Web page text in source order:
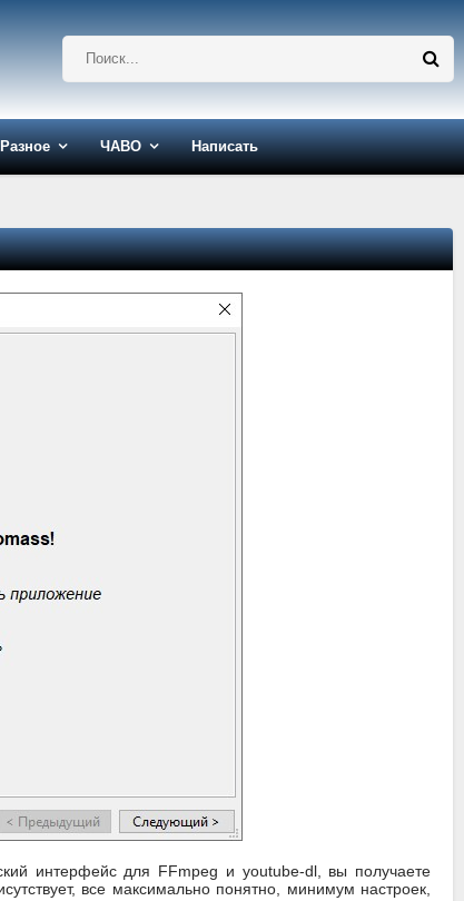
Разное ЧАВО Написать
интерфейс для FFmpeg и youtube-dl, вы получаете
все максимально понятно, минимум настроек,